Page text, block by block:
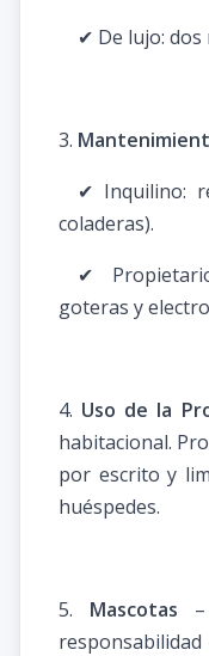
✔ De lujo: dos
3.
✔ Inquilino:
coladeras).
✔
goteras y
4. Uso de la
habitacional.
por escrito y
huéspedes.
5. Mascotas –